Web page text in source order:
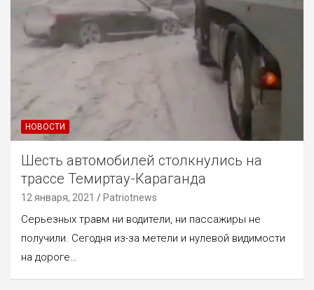
НОВОСТИ
Шесть автомобилей столкнулись на
трассе Темиртау-Караганда
12 января, 2021 Patriotnews
Серьезных травм ни водители, ни пассажиры не
получили. Сегодня из-за метели и нулевой видимости
на дороге…